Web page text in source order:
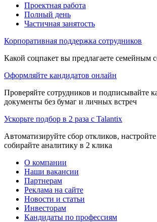
Проектная работа
Полный день
Частичная занятость
Корпоративная поддержка сотрудников
Какой соцпакет вы предлагаете семейным
Оформляйте кандидатов онлайн
Проверяйте сотрудников и подписывайте
документы без бумаг и личных встреч
Ускорьте подбор в 2 раза с Talantix
Автоматизируйте сбор откликов,
собирайте аналитику в 2 клика
О компании
Наши вакансии
Партнерам
Реклама на сайте
Новости и статьи
Инвесторам
Кандидаты по профессиям